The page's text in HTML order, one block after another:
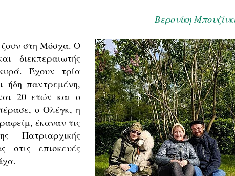
Βερονίκη
ζουν στη Μόσχα. Ο
διεκπεραιωτής
Έχουν τρία
ήδη παντρεμένη,
20 ετών και ο
ο Ολέγκ, η
έκαναν τις
Πατριαρχικής
στις επισκευές